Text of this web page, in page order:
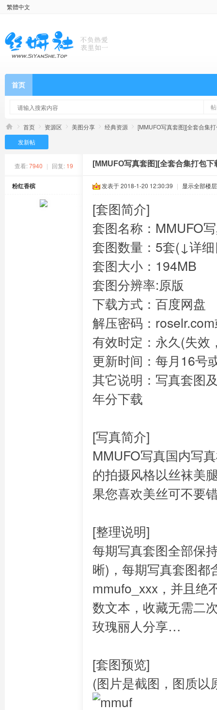
繁體中文
首页
首页 资源区 美图分享 经典资源
[MMUFO写真套图][全套合集
发新帖
查看: 7940 | 回复: 19 [MMUFO写真套图][全套合集打包
粉红香槟 发表于 2018-1-20 12:30:39 | 显示全部楼层
[套图简介]
套图名称：MMUFO
套图数量：5套(↓详
套图大小：194MB
套图分辨率:原版
下载方式：百度网盘
解压密码：
有效时定：永久(失效
更新时间：每月16号
其它说明：写真套图
年分下载
[写真简介]
MMUFO写真国内写
的拍摄风格以丝袜美
果您喜欢美丝可不要
[整理说明]
每期写真套图全部保
晰)，每期写真套图都
mmufo_xxx，并且绝
数文本，收藏无需二
玫瑰丽人分享…
[套图预览]
(图片是截图，图质以